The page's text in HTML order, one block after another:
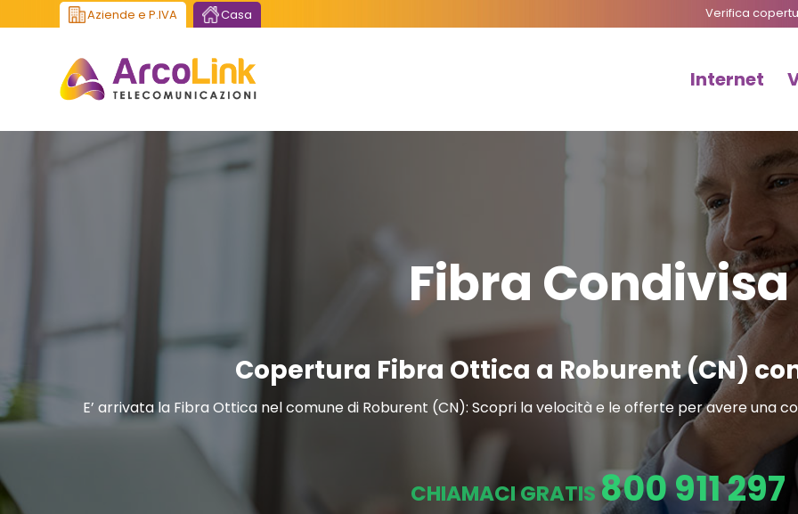
Verifica
Aziende e P.IVA Casa
Internet
Fibra Condivisa
Copertura Fibra Ottica a Roburent (CN) con
E’ arrivata la Fibra Ottica nel comune di Roburent (CN): Scopri la velocità e le offerte per avere una
CHIAMACI GRATIS 800 911 297